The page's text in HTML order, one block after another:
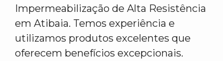
Impermeabilização de Alta Resistência
em Atibaia. Temos experiência e
utilizamos produtos excelentes que
oferecem benefícios excepcionais.